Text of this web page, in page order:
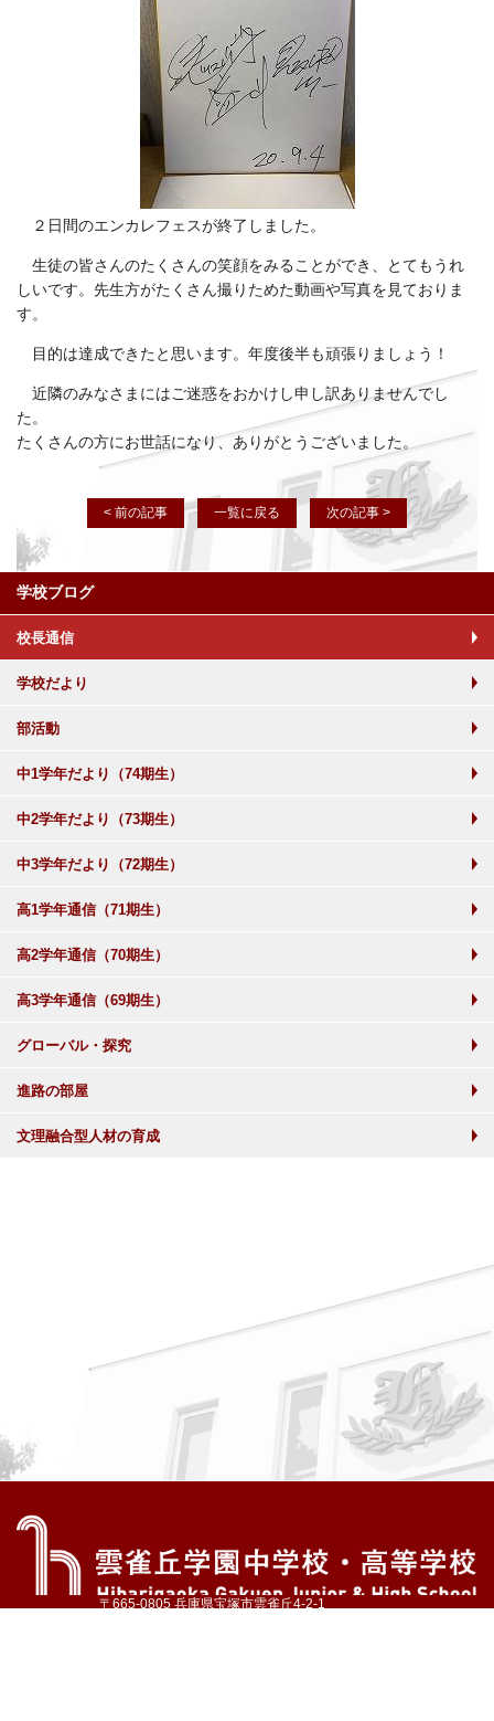
２日間のエンカレフェスが終了しました。
生徒の皆さんのたくさんの笑顔をみることができ、とてもうれ
しいです。先生方がたくさん撮りためた動画や写真を見ておりま
す。
目的は達成できたと思います。年度後半も頑張りましょう！
近隣のみなさまにはご迷惑をおかけし申し訳ありませんでし
た。
たくさんの方にお世話になり、ありがとうございました。
< 前の記事 一覧に戻る 次の記事 >
学校ブログ
校長通信
学校だより
部活動
中1学年だより（74期生）
中2学年だより（73期生）
中3学年だより（72期生）
高1学年通信（71期生）
高2学年通信（70期生）
高3学年通信（69期生）
グローバル・探究
進路の部屋
文理融合型人材の育成
〒665-0805 兵庫県宝塚市雲雀丘4-2-1